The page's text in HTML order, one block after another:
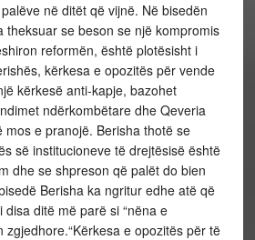
në ditët që vijnë. Në bisedën
theksuar se beson se një kompromis
reformën, është plotësisht i
kërkesa e opozitës për vende
kërkesë anti-kapje, bazohet
ndërkombëtare dhe Qeveria
mos e pranojë. Berisha thotë se
së institucioneve të drejtësisë është
dhe se shpreson që palët do bien
Berisha ka ngritur edhe atë që
disa ditë më parë si “nëna e
zgjedhore.“Kërkesa e opozitës për të